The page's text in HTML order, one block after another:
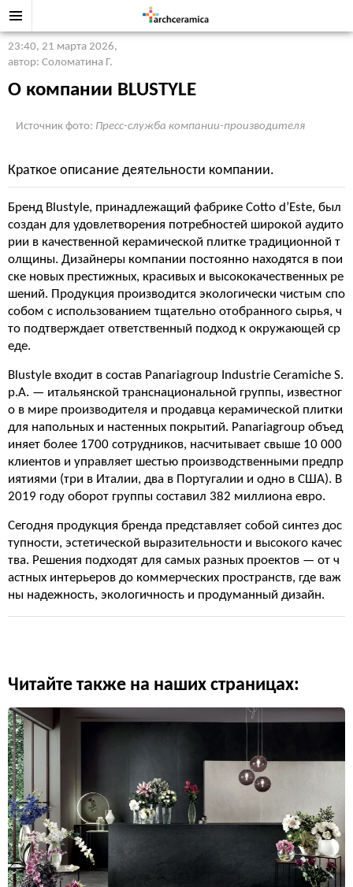
23:40, 21 марта 2026,
автор: Соломатина Г.
О компании BLUSTYLE
Источник фото: Пресс-служба компании-производителя
Краткое описание деятельности компании.
Бренд Blustyle, принадлежащий фабрике Cotto d’Este, был
создан для удовлетворения потребностей широкой аудито
рии в качественной керамической плитке традиционной т
олщины. Дизайнеры компании постоянно находятся в пои
ске новых престижных, красивых и высококачественных ре
шений. Продукция производится экологически чистым спо
собом с использованием тщательно отобранного сырья, ч
то подтверждает ответственный подход к окружающей ср
еде.
Blustyle входит в состав Panariagroup Industrie Ceramiche S.
p.A. — итальянской транснациональной группы, известног
о в мире производителя и продавца керамической плитки
для напольных и настенных покрытий. Panariagroup объед
иняет более 1700 сотрудников, насчитывает свыше 10 000
клиентов и управляет шестью производственными предпр
иятиями (три в Италии, два в Португалии и одно в США). В
2019 году оборот группы составил 382 миллиона евро.
Сегодня продукция бренда представляет собой синтез дос
тупности, эстетической выразительности и высокого качес
тва. Решения подходят для самых разных проектов — от ч
астных интерьеров до коммерческих пространств, где важ
ны надежность, экологичность и продуманный дизайн.
Читайте также на наших страницах: